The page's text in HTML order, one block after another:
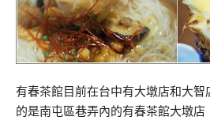
有春茶館目前在台中有大墩店和大智
的是南屯區巷弄內的有春茶館大墩店